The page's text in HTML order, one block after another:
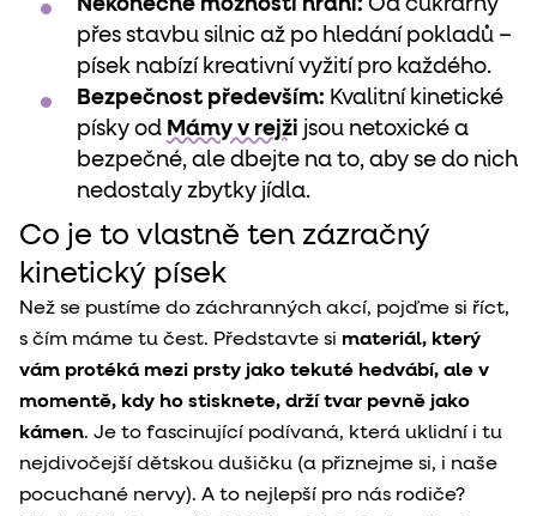
Nekonečné možnosti hraní: Od cukrárny
přes stavbu silnic až po hledání pokladů –
písek nabízí kreativní vyžití pro každého.
Bezpečnost především: Kvalitní kinetické
písky od Mámy v rejži jsou netoxické a
bezpečné, ale dbejte na to, aby se do nich
nedostaly zbytky jídla.
Co je to vlastně ten zázračný
kinetický písek
Než se pustíme do záchranných akcí, pojďme si říct,
s čím máme tu čest. Představte si materiál, který
vám protéká mezi prsty jako tekuté hedvábí, ale v
momentě, kdy ho stisknete, drží tvar pevně jako
kámen. Je to fascinující podívaná, která uklidní i tu
nejdivočejší dětskou dušičku (a přiznejme si, i naše
pocuchané nervy). A to nejlepší pro nás rodiče?